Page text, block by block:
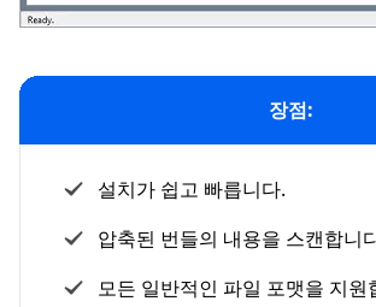
장점:
설치가 쉽고 빠릅니다.
압축된 번들의 내용을 스캔합니
모든 일반적인 파일 포맷을 지원